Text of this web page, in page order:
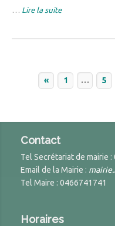
… Lire la suite
« 1 … 5
Contact
Tel Secrétariat de mairie :
Email de la Mairie :
Tel Maire : 0466741741
Horaires